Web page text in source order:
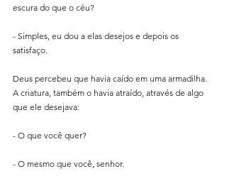
escura do que o céu?
- Simples, eu dou a elas desejos e depois os
satisfaço.
Deus percebeu que havia caído em uma armadilha.
A criatura, também o havia atraído, através de algo
que ele desejava:
- O que você quer?
- O mesmo que você, senhor.